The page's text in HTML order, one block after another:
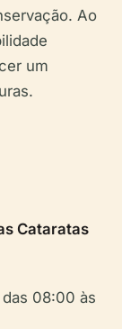
Ao
um
Cataratas
das 08:00 às